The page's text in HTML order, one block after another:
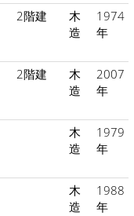
2階建
木
造
1974
年
2階建
木
造
2007
年
木
造
1979
年
木
造
1988
年